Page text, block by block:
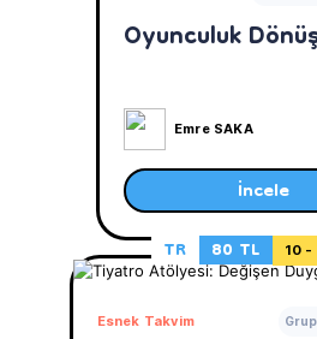
Oyunculuk
Emre SAKA
İncele
TR
80 TL 10 -
Esnek Takvim